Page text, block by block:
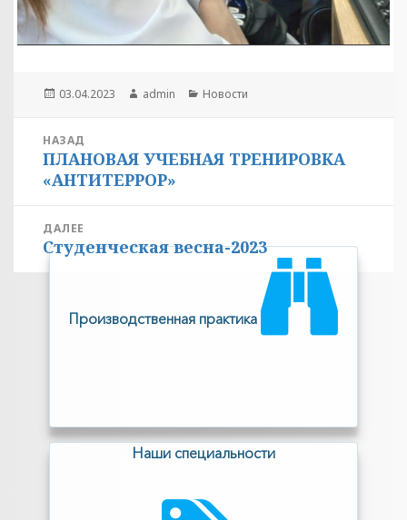
Опубликовано
03.04.2023 Автор
admin Рубрики
Новости
Навигация
по
записям
НАЗАД
Предыдущая
запись:
ПЛАНОВАЯ УЧЕБНАЯ ТРЕНИРОВКА
«АНТИТЕРРОР»
ДАЛЕЕ
Следующая
Студенческая весна-2023
Производственная практика
Наши специальности